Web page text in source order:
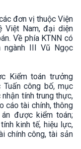
đơn vị thuộc Viện
Việt Nam, đại diện
Về phía KTNN có
ngành III Vũ Ngọc
Kiểm toán trưởng
Tuấn công bố, mục
tính trung thực,
cáo tài chính, thông
được kiểm toán;
kinh tế, hiệu lực,
chính công, tài sản